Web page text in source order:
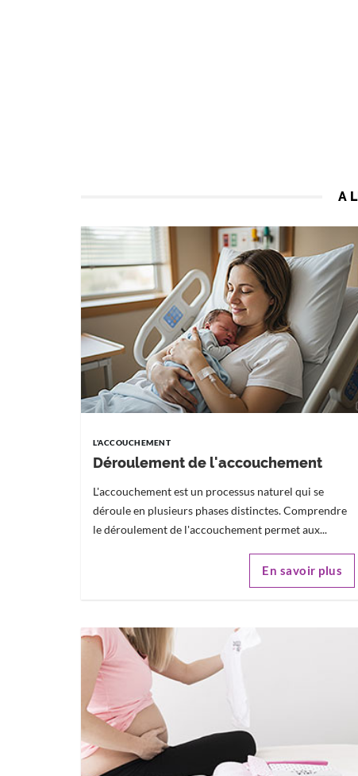
A
L'ACCOUCHEMENT
Déroulement de l'accouchement
L'accouchement est un processus naturel qui se
déroule en plusieurs phases distinctes. Comprendre
le déroulement de l'accouchement permet aux...
En savoir plus